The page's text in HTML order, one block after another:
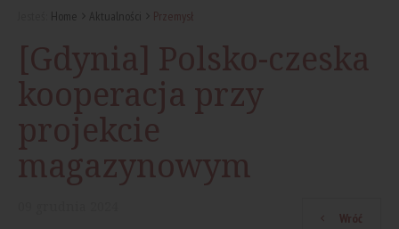
Home Aktualności Przemysł
[Gdynia] Polsko-czeska
kooperacja przy
projekcie
magazynowym
Wróć